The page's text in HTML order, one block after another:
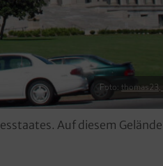
Foto:
Auf diesem